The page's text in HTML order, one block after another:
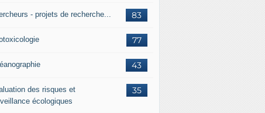
83
- projets de recherche...
77
43
35
des risques et
écologiques